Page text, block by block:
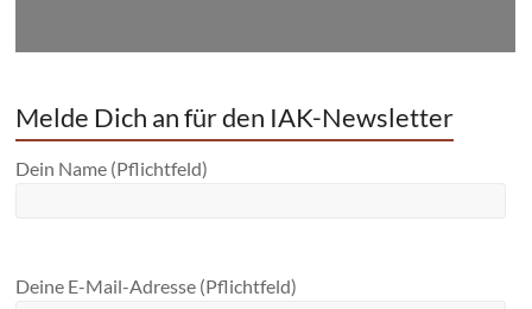
Melde Dich an für den IAK-Newsletter
Dein Name (Pflichtfeld)
Deine E-Mail-Adresse (Pflichtfeld)